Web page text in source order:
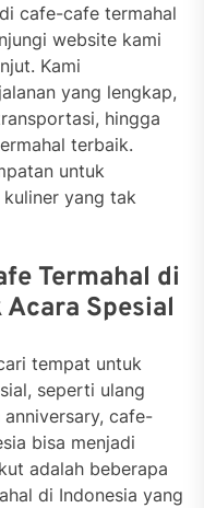
cafe-cafe termahal
website kami
Kami
yang lengkap,
hingga
terbaik.
untuk
yang tak
Termahal di
Spesial
tempat untuk
seperti ulang
cafe-
bisa menjadi
adalah beberapa
di Indonesia yang